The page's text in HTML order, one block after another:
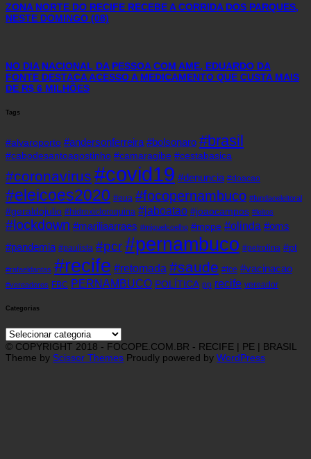
ZONA NORTE DO RECIFE RECEBE A CORRIDA DOS PARQUES,
NESTE DOMINGO (08)
NO DIA NACIONAL DA PESSOA COM AME, EDUARDO DA
FONTE DESTACA ACESSO A MEDICAMENTO QUE CUSTA MAIS
DE R$ 6 MILHÕES
Tags
#alvaroporto #andersonferreira #bolsonaro #brasil
#cabodesantoagostinho #camaragibe #cestabasica
#coronavirus #covid19 #denuncia #doacao
#eleicoes2020 #eua #focopernambuco #fundaoeleitoral
#geraldojulio #hidroxicloroquina #jaboatao #joaocampos #leitos
#lockdown #mariliaarraes #miguelcoelho #mppe #olinda #oms
#pandemia #paulista #pcr#pernambuco #petrolina #pt
#rafaeldantas #recife #retomada #saude #tce #vacinacao
#vereadores FBC PERNAMBUCO POLÍTICA pp recife vereador
Categorias
Categorias
© COPYRIGHT 2018 - FOCOPE.COM.BR - RECIFE | PE | BRASIL
Theme by Scissor Themes Proudly powered by WordPress